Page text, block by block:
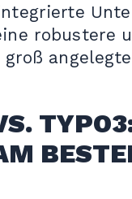
robustere